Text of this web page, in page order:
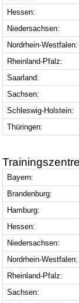
Hessen:
Niedersachsen:
Nordrhein-Westfalen:
Rheinland-Pfalz:
Saarland:
Sachsen:
Schleswig-Holstein:
Thüringen:
Bayern:
Brandenburg:
Hamburg:
Hessen:
Niedersachsen:
Nordrhein-Westfalen:
Rheinland-Pfalz:
Sachsen: